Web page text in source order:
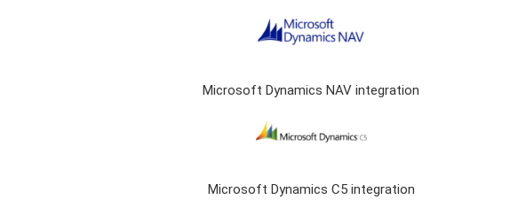
Microsoft Dynamics NAV integration
Microsoft Dynamics C5 integration